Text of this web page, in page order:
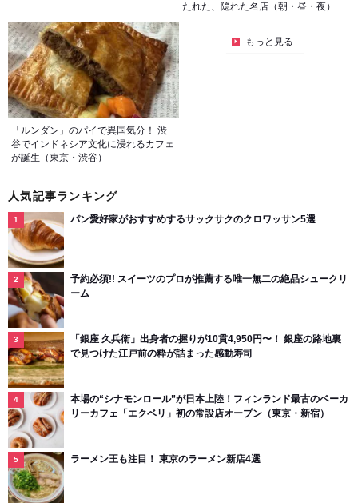
たれた、隠れた名店（朝・昼・夜）
「ルンダン」のパイで異国気分！ 渋
谷でインドネシア文化に浸れるカフェ
が誕生（東京・渋谷）
もっと見る
人気記事ランキング
パン愛好家がおすすめするサックサクのクロワッサン5選
予約必須!! スイーツのプロが推薦する唯一無二の絶品シュークリ
ーム
「銀座 久兵衛」出身者の握りが10貫4,950円〜！ 銀座の路地裏
で見つけた江戸前の粋が詰まった感動寿司
本場の“シナモンロール”が日本上陸！フィンランド最古のベーカ
リーカフェ「エクベリ」初の常設店オープン（東京・新宿）
ラーメン王も注目！ 東京のラーメン新店4選